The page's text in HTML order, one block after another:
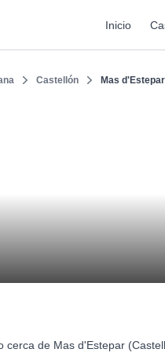
Inicio
Castellón Mas d'Estepar
cerca de Mas d'Estepar